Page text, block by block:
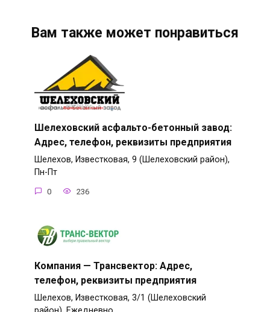
Вам также может понравиться
Шелеховский асфальто-бетонный завод:
Адрес, телефон, реквизиты предприятия
Шелехов, Известковая, 9 (Шелеховский район),
Пн-Пт
0 236
Компания — Трансвектор: Адрес,
телефон, реквизиты предприятия
Шелехов, Известковая, 3/1 (Шелеховский